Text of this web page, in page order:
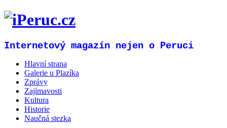
Internetový magazín nejen o Peruci
Hlavní strana
Galerie u Plazíka
Zprávy
Zajímavosti
Kultura
Historie
Naučná stezka